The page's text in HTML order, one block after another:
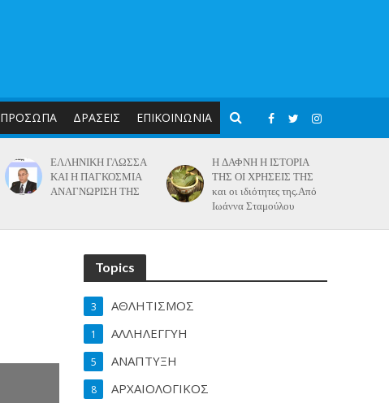
ΠΡΟΣΩΠΑ ΔΡΑΣΕΙΣ ΕΠΙΚΟΙΝΩΝΙΑ
ΕΛΛΗΝΙΚΗ ΓΛΩΣΣΑ
ΚΑΙ Η ΠΑΓΚΟΣΜΙΑ
ΑΝΑΓΝΩΡΙΣΗ ΤΗΣ
Η ΔΑΦΝΗ Η ΙΣΤΟΡΙΑ
ΤΗΣ ΟΙ ΧΡΗΣΕΙΣ ΤΗΣ
και οι ιδιότητες της.Από
Ιωάννα Σταμούλου
Topics
ΑΘΛΗΤΙΣΜΟΣ
3
ΑΛΛΗΛΕΓΓΥΗ
1
ΑΝΑΠΤΥΞΗ
5
ΑΡΧΑΙΟΛΟΓΙΚΟΣ
8